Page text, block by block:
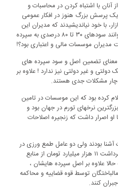
با اشتباه کردن در محاسبات و
پرسش بزرگ هنوز در افکار عمومی
با خود نیاندیشیدند که مدیران این
موسسات قرار است در کدام بخش بازار سرمایه گذاری کنند و به چه جادویی مسلح اند که می توانند سودهای ۳۰ تا ۸۰ درصدی به سپرده
مدیران موسسات مالی و اعتباری بود؟!
معنای تضمین اصل و سود سپرده های
و غیر دولتی نیز ندارد ! علاوه بر
کرده بود که این موسسات در تامین
نرخهای تورم در جهان بود و
اصرار داشت که زنجیره اصلاحات
بودند ولی دو عامل طمع ورزی در
کنار ناآگاهی نسبت به قرارداد با این موسسات ، سبب ساز یک مساله ملی و زیانی عمومی شد. برداشت ۱۱ هزار میلیارد تومان از منابع
علاوه بر اصل سپرده هایشان ،
توسط قوه قضاییه و محاکمه
کنند.